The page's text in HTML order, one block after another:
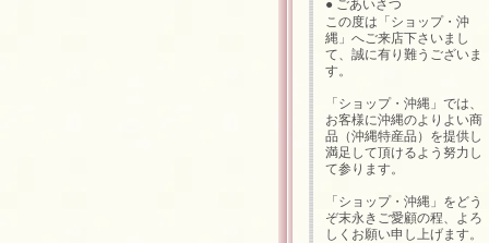
● ごあいさつ
この度は「ショップ・沖
縄」へご来店下さいまし
て、誠に有り難うございま
す。
「ショップ・沖縄」では、
お客様に沖縄のよりよい商
品（沖縄特産品）を提供し
満足して頂けるよう努力し
て参ります。
「ショップ・沖縄」をどう
ぞ末永きご愛顧の程、よろ
しくお願い申し上げます。